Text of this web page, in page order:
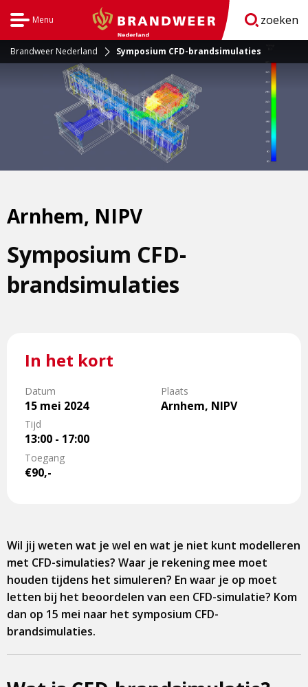
Menu
BrandweerNederland.nl
zoeken
Brandweer Nederland Symposium CFD-brandsimulaties
Symposium CFD-
brandsimulaties
Arnhem, NIPV
In het kort
Datum
15 mei 2024
Tijd
13:00 - 17:00
Toegang
€90,-
Plaats
Arnhem, NIPV
Wil jij weten wat je wel en wat je niet kunt modelleren
met CFD-simulaties? Waar je rekening mee moet
houden tijdens het simuleren? En waar je op moet
letten bij het beoordelen van een CFD-simulatie? Kom
dan op 15 mei naar het symposium CFD-
brandsimulaties.